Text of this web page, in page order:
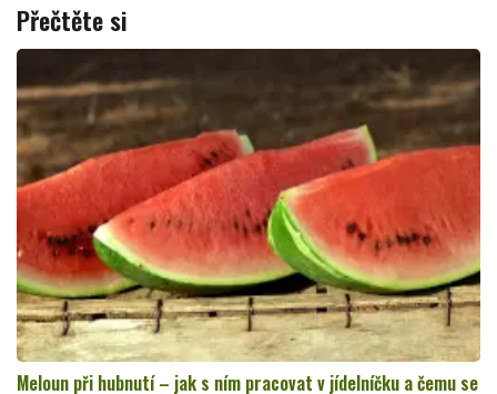
Přečtěte si
Meloun při hubnutí – jak s ním pracovat v jídelníčku a čemu se